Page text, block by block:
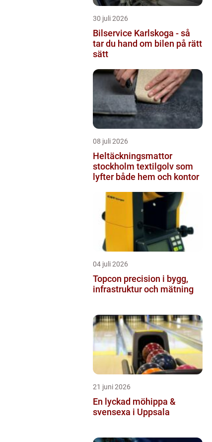
30 juli 2026
Bilservice Karlskoga - så
tar du hand om bilen på rätt
sätt
08 juli 2026
Heltäckningsmattor
stockholm textilgolv som
lyfter både hem och kontor
04 juli 2026
Topcon precision i bygg,
infrastruktur och mätning
21 juni 2026
En lyckad möhippa &
svensexa i Uppsala